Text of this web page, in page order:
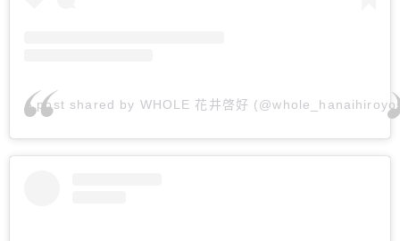
A post shared by WHOLE 花井啓好